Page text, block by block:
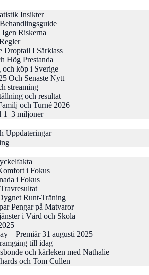
Insikter
Riskerna
Droptail I Särklass
Hög Prestanda
köp i Sverige
Och Senaste Nytt
streaming
och resultat
och Turné 2026
1–3 miljoner
Uppdateringar
i Fokus
i Fokus
Runt-Träning
Pengar på Matvaror
i Vård och Skola
– Premiär 31 augusti 2025
till idag
och kärleken med Nathalie
och Tom Cullen